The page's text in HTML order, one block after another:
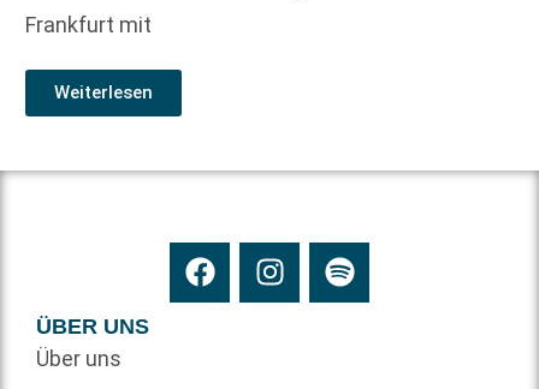
Frankfurt mit
Weiterlesen
ÜBER UNS
Über uns